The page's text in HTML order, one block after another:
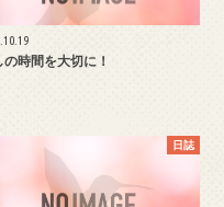
の時間を大切に！
日誌